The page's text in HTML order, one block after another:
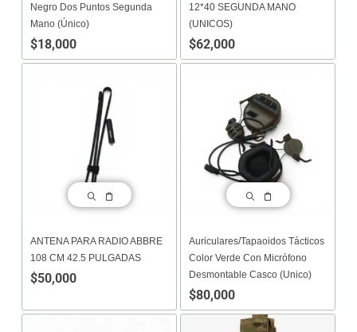
Negro Dos Puntos Segunda
Mano (único)
$18,000
12*40 SEGUNDA MANO
(UNICOS)
$62,000
ANTENA PARA RADIO ABBRE
108 CM 42.5 PULGADAS
$50,000
Auriculares/tapaoidos Tácticos
Color Verde Con Micrófono
Desmontable Casco (unico)
$80,000